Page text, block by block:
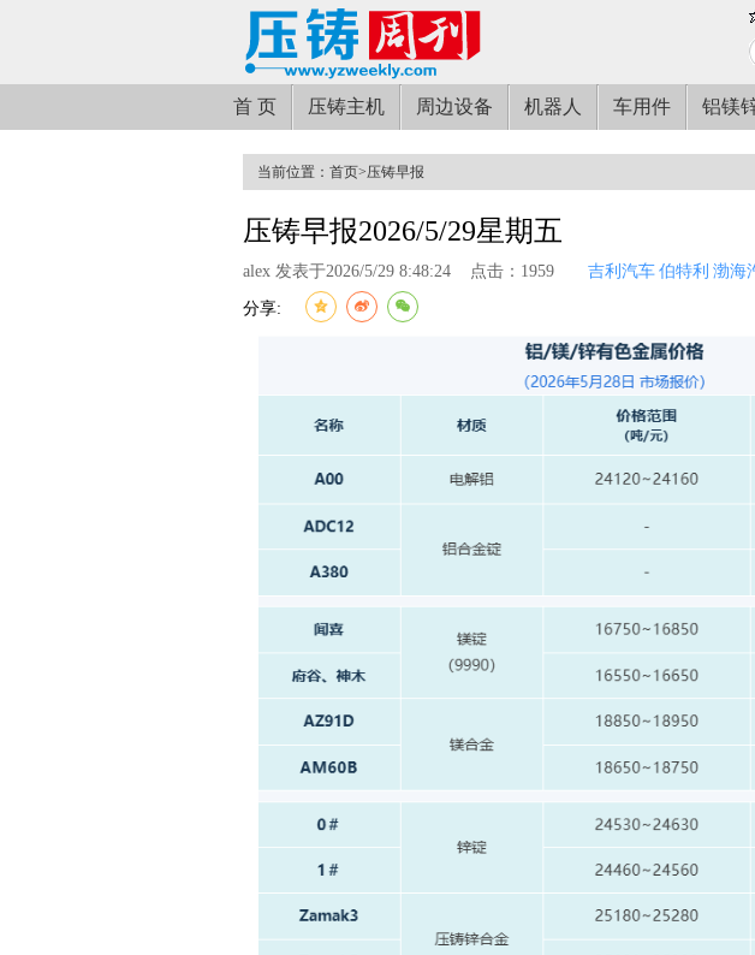
首 页 压铸主机 周边设备 机器人 车用件 铝镁
当前位置： 首页>压铸早报
压铸早报2026/5/29星期五
alex 发表于2026/5/29 8:48:24 点击：1959 吉利汽车 伯特利 渤海
分享: